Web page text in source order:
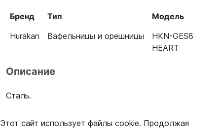
Бренд Тип
Модель
Hurakan
Вафельницы и орешницы
HKN-GES8
HEART
Описание
Сталь.
Этот сайт использует файлы cookie. Продолжая